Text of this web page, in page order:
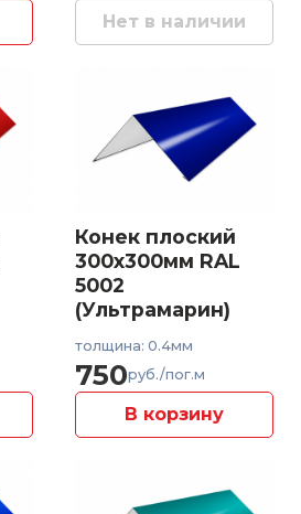
Нет в наличии
Конек плоский
300x300мм RAL
5002
(Ультрамарин)
толщина: 0.4мм
750руб./пог.м
В корзину